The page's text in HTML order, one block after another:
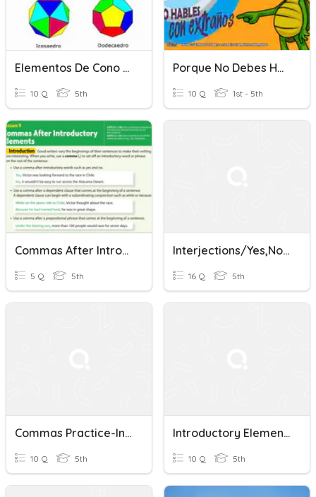
Elementos De Cono Cilindro
10 Q 5th
Porque No Debes Hablar Con Extraños
10 Q 1st - 5th
Commas After Introductory Elements Day 3
5 Q 5th
Interjections/yes,no Commas
16 Q 5th
Commas Practice-Introductory Elements
10 Q 5th
Introductory Elements: Commas #1
10 Q 5th